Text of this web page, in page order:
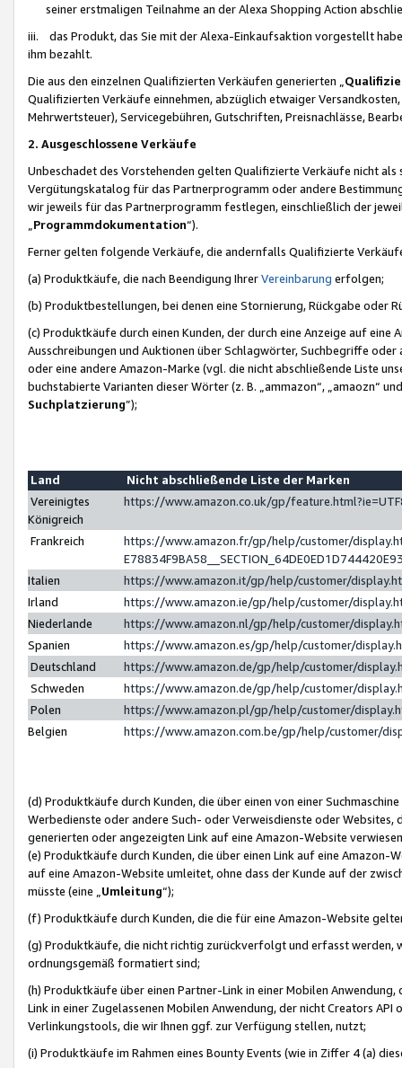
seiner erstmaligen Teilnahme an der Alexa Shopping Action
iii. das Produkt, das Sie mit der Alexa-Einkaufsaktion vorgestellt
ihm bezahlt.
Die aus den einzelnen Qualifizierten Verkäufen generierten „
Qualifizierten Verkäufe einnehmen, abzüglich etwaiger
Mehrwertsteuer), Servicegebühren, Gutschriften, Preisnachlässe,
2. Ausgeschlossene Verkäufe
Unbeschadet des Vorstehenden gelten Qualifizierte Verkäufe nicht
Vergütungskatalog für das Partnerprogramm oder andere
wir jeweils für das Partnerprogramm festlegen, einschließlich der
Programmdokumentation“).
Ferner gelten folgende Verkäufe, die andernfalls Qualifizierte
(a) Produktkäufe, die nach Beendigung IhrerVereinbarung erfolgen;
(b) Produktbestellungen, bei denen eine Stornierung, Rückgabe oder
(c) Produktkäufe durch einen Kunden, der durch eine Anzeige auf
Ausschreibungen und Auktionen über Schlagwörter, Suchbegriffe
oder eine andere Amazon-Marke (vgl. die nicht abschließende Liste
buchstabierte Varianten dieser Wörter (z. B. „ammazon“, „amaozn“
Suchplatzierung”);
Land
Nicht abschließende Liste der Marken
Vereinigtes
Königreich
https://www.amazon.co.uk/gp/
Frankreich
https://www.amazon.fr/gp/help/customer/
Italien
https://www.amazon.it/gp/help/customer/
Irland
https://www.amazon.ie/gp/help/customer/
Niederlande
https://www.amazon.nl/gp/help/customer/
Spanien
https://www.amazon.es/gp/help/customer/
Deutschland
https://www.amazon.de/gp/help/customer/
Schweden
https://www.amazon.de/gp/help/customer/
Polen
https://www.amazon.pl/gp/help/customer/
Belgien
https://www.amazon.com.be/gp/help/customer/
(d) Produktkäufe durch Kunden, die über einen von einer
Werbedienste oder andere Such- oder Verweisdienste oder Websites,
generierten oder angezeigten Link auf eine Amazon-Website
(e) Produktkäufe durch Kunden, die über einen Link auf eine
auf eine Amazon-Website umleitet, ohne dass der Kunde auf der
müsste (eine „ Umleitung“);
(f) Produktkäufe durch Kunden, die die für eine Amazon-Website
(g) Produktkäufe, die nicht richtig zurückverfolgt und erfasst werden,
ordnungsgemäß formatiert sind;
(h) Produktkäufe über einen Partner-Link in einer Mobilen
Link in einer Zugelassenen Mobilen Anwendung, der nicht Creators
Verlinkungstools, die wir Ihnen ggf. zur Verfügung stellen, nutzt;
(i) Produktkäufe im Rahmen eines Bounty Events (wie in Ziffer 4 (a)